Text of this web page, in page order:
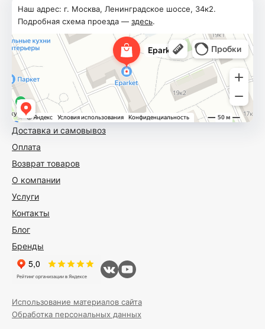
Доставка и самовывоз
Оплата
Возврат товаров
О компании
Услуги
Контакты
Блог
Бренды
Наш адрес: г. Москва, Ленинградское шоссе, 34к2.
Подробная схема проезда — здесь.
Использование материалов сайта
Обработка персональных данных